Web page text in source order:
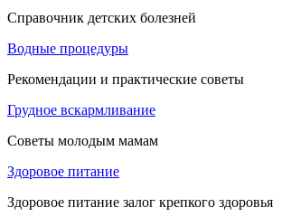
Справочник детских болезней
Водные процедуры
Рекомендации и практические советы
Грудное вскармливание
Советы молодым мамам
Здоровое питание
Здоровое питание залог крепкого здоровья